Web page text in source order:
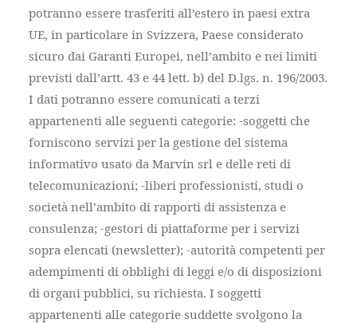
potranno essere trasferiti all’estero in paesi extra
UE, in particolare in Svizzera, Paese considerato
sicuro dai Garanti Europei, nell’ambito e nei limiti
previsti dall’artt. 43 e 44 lett. b) del D.lgs. n. 196/2003.
I dati potranno essere comunicati a terzi
appartenenti alle seguenti categorie: -soggetti che
forniscono servizi per la gestione del sistema
informativo usato da Marvin srl e delle reti di
telecomunicazioni; -liberi professionisti, studi o
società nell’ambito di rapporti di assistenza e
consulenza; -gestori di piattaforme per i servizi
sopra elencati (newsletter); -autorità competenti per
adempimenti di obblighi di leggi e/o di disposizioni
di organi pubblici, su richiesta. I soggetti
appartenenti alle categorie suddette svolgono la